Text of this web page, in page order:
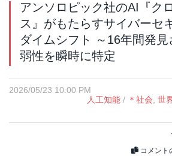
アンソロピック社のAI『ク
ス』がもたらすサイバーセ
ダイムシフト ～16年間発
弱性を瞬時に特定
2026/05/23 10:00 PM
人工知能 / ＊社会, 世
コメント